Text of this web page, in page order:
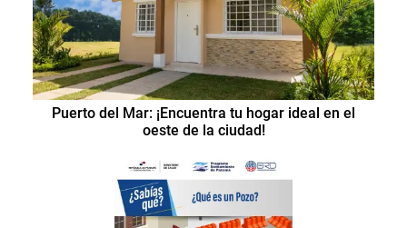
Puerto del Mar: ¡Encuentra tu hogar ideal en el
oeste de la ciudad!